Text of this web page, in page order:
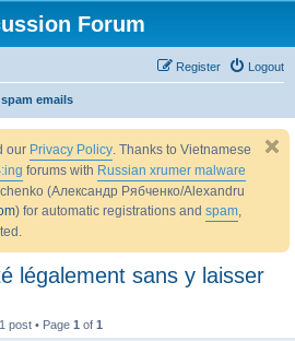
Forum
Logout
Register
emails
our Privacy Policy. Thanks to Vietnamese
forums with Russian xrumer malware
(Александр Рябченко/Alexandru
) for automatic registrations and spam,
légalement sans y laisser
1 post • Page 1 of 1